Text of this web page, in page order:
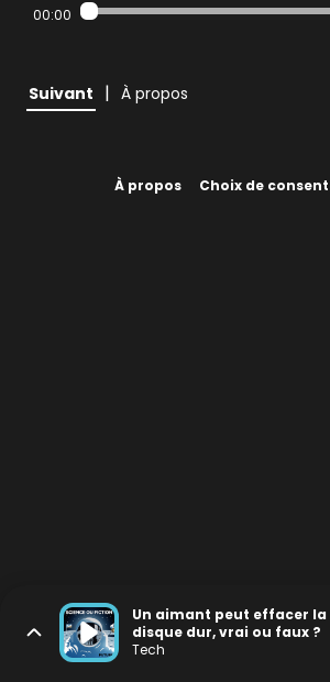
00:00
Suivant | À propos
À propos Choix de
Un aimant peut effacer la
disque dur, vrai ou faux ?
Tech